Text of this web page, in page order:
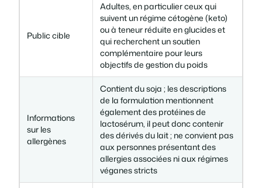
Public cible
Adultes, en particulier ceux qui
suivent un régime cétogène (keto)
ou à teneur réduite en glucides et
qui recherchent un soutien
complémentaire pour leurs
objectifs de gestion du poids
Informations
sur les
allergènes
Contient du soja ; les descriptions
de la formulation mentionnent
également des protéines de
lactosérum, il peut donc contenir
des dérivés du lait ; ne convient pas
aux personnes présentant des
allergies associées ni aux régimes
véganes stricts